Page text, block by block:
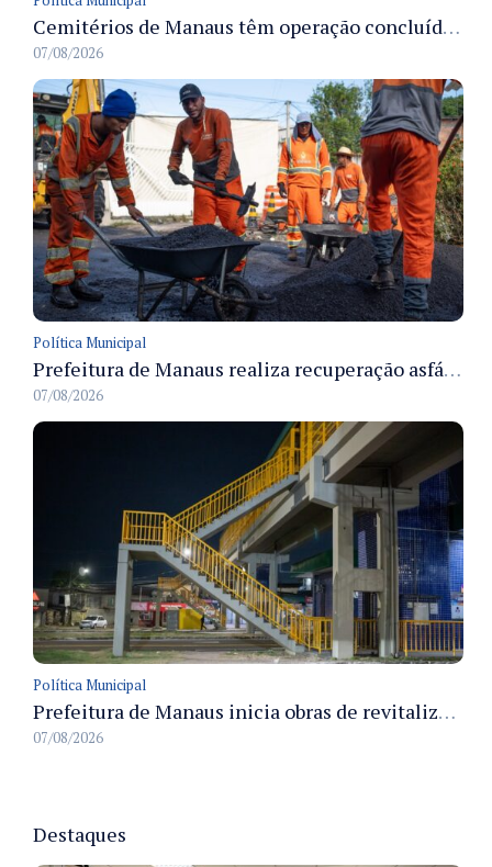
Cemitérios de Manaus têm operação concluída e estrutura pronta para receber famílias no Dia dos Pais
07/08/2026
Política Municipal
Prefeitura de Manaus realiza recuperação asfáltica na rua Canário do Campo e amplia mobilidade na zona Norte
07/08/2026
Política Municipal
Prefeitura de Manaus inicia obras de revitalização na passarela Max Teixeira para ampliar segurança e mobilidade urbana
07/08/2026
Destaques